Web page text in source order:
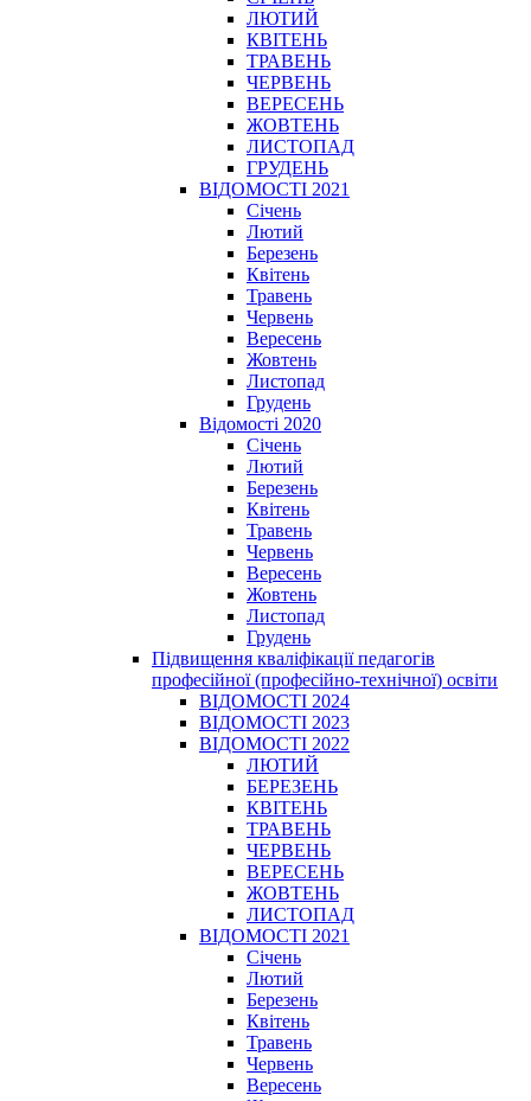
ЛЮТИЙ
КВІТЕНЬ
ТРАВЕНЬ
ЧЕРВЕНЬ
ВЕРЕСЕНЬ
ЖОВТЕНЬ
ЛИСТОПАД
ГРУДЕНЬ
ВІДОМОСТІ 2021
Січень
Лютий
Березень
Квітень
Травень
Червень
Вересень
Жовтень
Листопад
Грудень
Відомості 2020
Січень
Лютий
Березень
Квітень
Травень
Червень
Вересень
Жовтень
Листопад
Грудень
Підвищення кваліфікації педагогів
професійної (професійно-технічної) освіти
ВІДОМОСТІ 2024
ВІДОМОСТІ 2023
ВІДОМОСТІ 2022
ЛЮТИЙ
БЕРЕЗЕНЬ
КВІТЕНЬ
ТРАВЕНЬ
ЧЕРВЕНЬ
ВЕРЕСЕНЬ
ЖОВТЕНЬ
ЛИСТОПАД
ВІДОМОСТІ 2021
Січень
Лютий
Березень
Квітень
Травень
Червень
Вересень